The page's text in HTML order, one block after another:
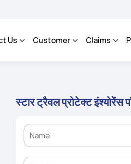
Management System to facilitate the
Us Customer Claims
स्टार ट्रैवल प्रोटेक्ट इंश्योरेंस